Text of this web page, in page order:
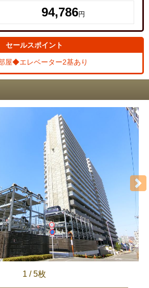
94,786円
セールスポイント
屋◆エレベーター2基あり
1 /5枚